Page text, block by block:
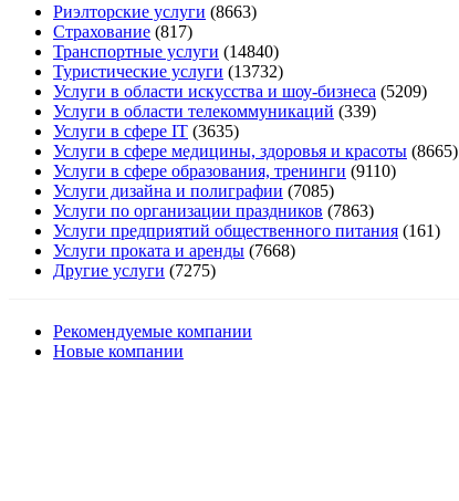
Риэлторские услуги (8663)
Страхование (817)
Транспортные услуги (14840)
Туристические услуги (13732)
Услуги в области искусства и шоу-бизнеса (5209)
Услуги в области телекоммуникаций (339)
Услуги в сфере IT (3635)
Услуги в сфере медицины, здоровья и красоты (8665)
Услуги в сфере образования, тренинги (9110)
Услуги дизайна и полиграфии (7085)
Услуги по организации праздников (7863)
Услуги предприятий общественного питания (161)
Услуги проката и аренды (7668)
Другие услуги (7275)
Рекомендуемые компании
Новые компании